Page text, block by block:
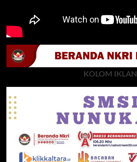
KOLOM IKLAN